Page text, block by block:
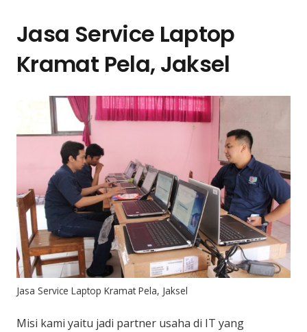
Jasa Service Laptop
Kramat Pela, Jaksel
Jasa Service Laptop Kramat Pela, Jaksel
Misi kami yaitu jadi partner usaha di IT yang